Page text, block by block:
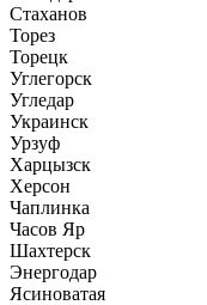
Стаханов
Торез
Торецк
Углегорск
Угледар
Украинск
Урзуф
Харцызск
Херсон
Чаплинка
Часов Яр
Шахтерск
Энергодар
Ясиноватая